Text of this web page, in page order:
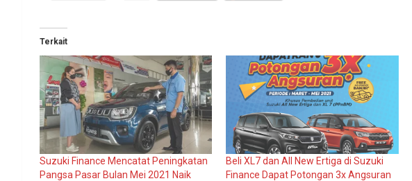
Terkait
Suzuki Finance Mencatat Peningkatan
Pangsa Pasar Bulan Mei 2021 Naik
Beli XL7 dan All New Ertiga di Suzuki
Finance Dapat Potongan 3x Angsuran